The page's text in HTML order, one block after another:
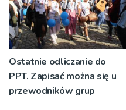
Ostatnie odliczanie do
PPT. Zapisać można się u
przewodników grup